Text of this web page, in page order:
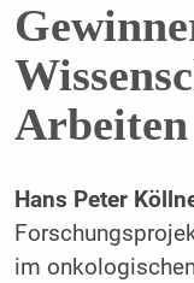
Arbeiten
Hans Peter
im